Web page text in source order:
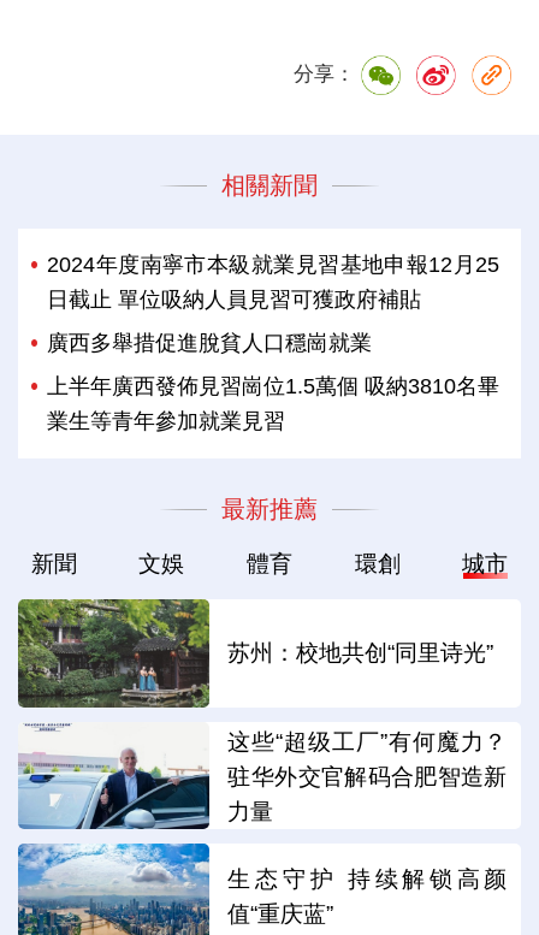
分享：
相關新聞
2024年度南寧市本級就業見習基地申報12月25
日截止 單位吸納人員見習可獲政府補貼
廣西多舉措促進脫貧人口穩崗就業
上半年廣西發佈見習崗位1.5萬個 吸納3810名畢
業生等青年參加就業見習
最新推薦
新聞 文娛 體育 環創 城市
苏州：校地共创“同里诗光”
这些“超级工厂”有何魔力？
驻华外交官解码合肥智造新
力量
生态守护 持续解锁高颜
值“重庆蓝”